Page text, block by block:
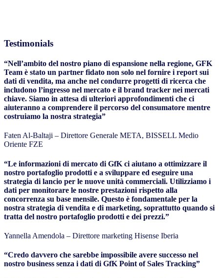
Testimonials
“Nell’ambito del nostro piano di espansione nella regione, GFK
Team è stato un partner fidato non solo nel fornire i report sui
dati di vendita, ma anche nel condurre progetti di ricerca che
includono l’ingresso nel mercato e il brand tracker nei mercati
chiave. Siamo in attesa di ulteriori approfondimenti che ci
aiuteranno a comprendere il percorso del consumatore mentre
costruiamo la nostra strategia”
Faten Al-Baltaji – Direttore Generale META, BISSELL Medio
Oriente FZE
“Le informazioni di mercato di GfK ci aiutano a ottimizzare il
nostro portafoglio prodotti e a sviluppare ed eseguire una
strategia di lancio per le nuove unità commerciali. Utilizziamo i
dati per monitorare le nostre prestazioni rispetto alla
concorrenza su base mensile. Questo è fondamentale per la
nostra strategia di vendita e di marketing, soprattutto quando si
tratta del nostro portafoglio prodotti e dei prezzi.”
Yannella Amendola – Direttore marketing Hisense Iberia
“Credo davvero che sarebbe impossibile avere successo nel
nostro business senza i dati di GfK Point of Sales Tracking”